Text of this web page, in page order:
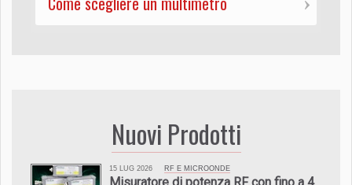
Nuovi Prodotti
15 LUG 2026 RF E MICROONDE